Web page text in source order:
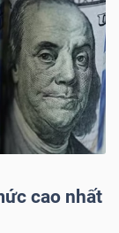
cao nhất